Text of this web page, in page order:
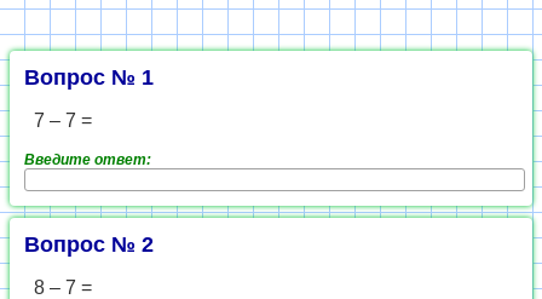
Вопрос № 1
7 – 7 =
Введите ответ:
Вопрос № 2
8 – 7 =